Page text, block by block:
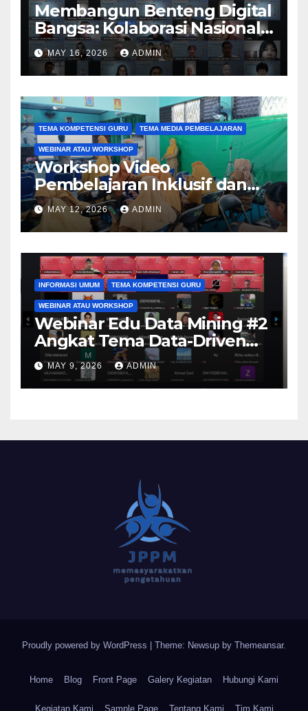
Membangun Benteng Digital
Bangsa: Kolaborasi Nasional
Perguruan Tinggi
Tingkatkan Literasi dan
Keamanan Siber Generasi
Muda melalui Kegiatan PkM
MAY 16, 2026 ADMIN
TEMA KOMPETENSI GURU TEMA MEDIA PEMBELAJARAN
WEBINAR ATAU WORKSHOP
Workshop Video
Pembelajaran Inklusif dan
Aksesibel Angkat
Pengembangan Media
Adaptif Berbasis Canva di
SKH Negeri 01 Kabupaten
Tangerang
MAY 12, 2026 ADMIN
INFORMASI UMUM TEMA KOMPETENSI GURU
WEBINAR ATAU WORKSHOP
Webinar Edu Data Mining #2
Angkat Tema Data-Driven
Learning Analytics
MAY 9, 2026 ADMIN
Proudly powered by WordPress Theme: Newsup by Themeansar.
Home Blog Front Page Galery Kegiatan Hubungi Kami
Kegiatan Kami Sample Page Tentang Kami Tim Kami